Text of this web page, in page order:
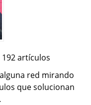
192 artículos
red mirando
que solucionan